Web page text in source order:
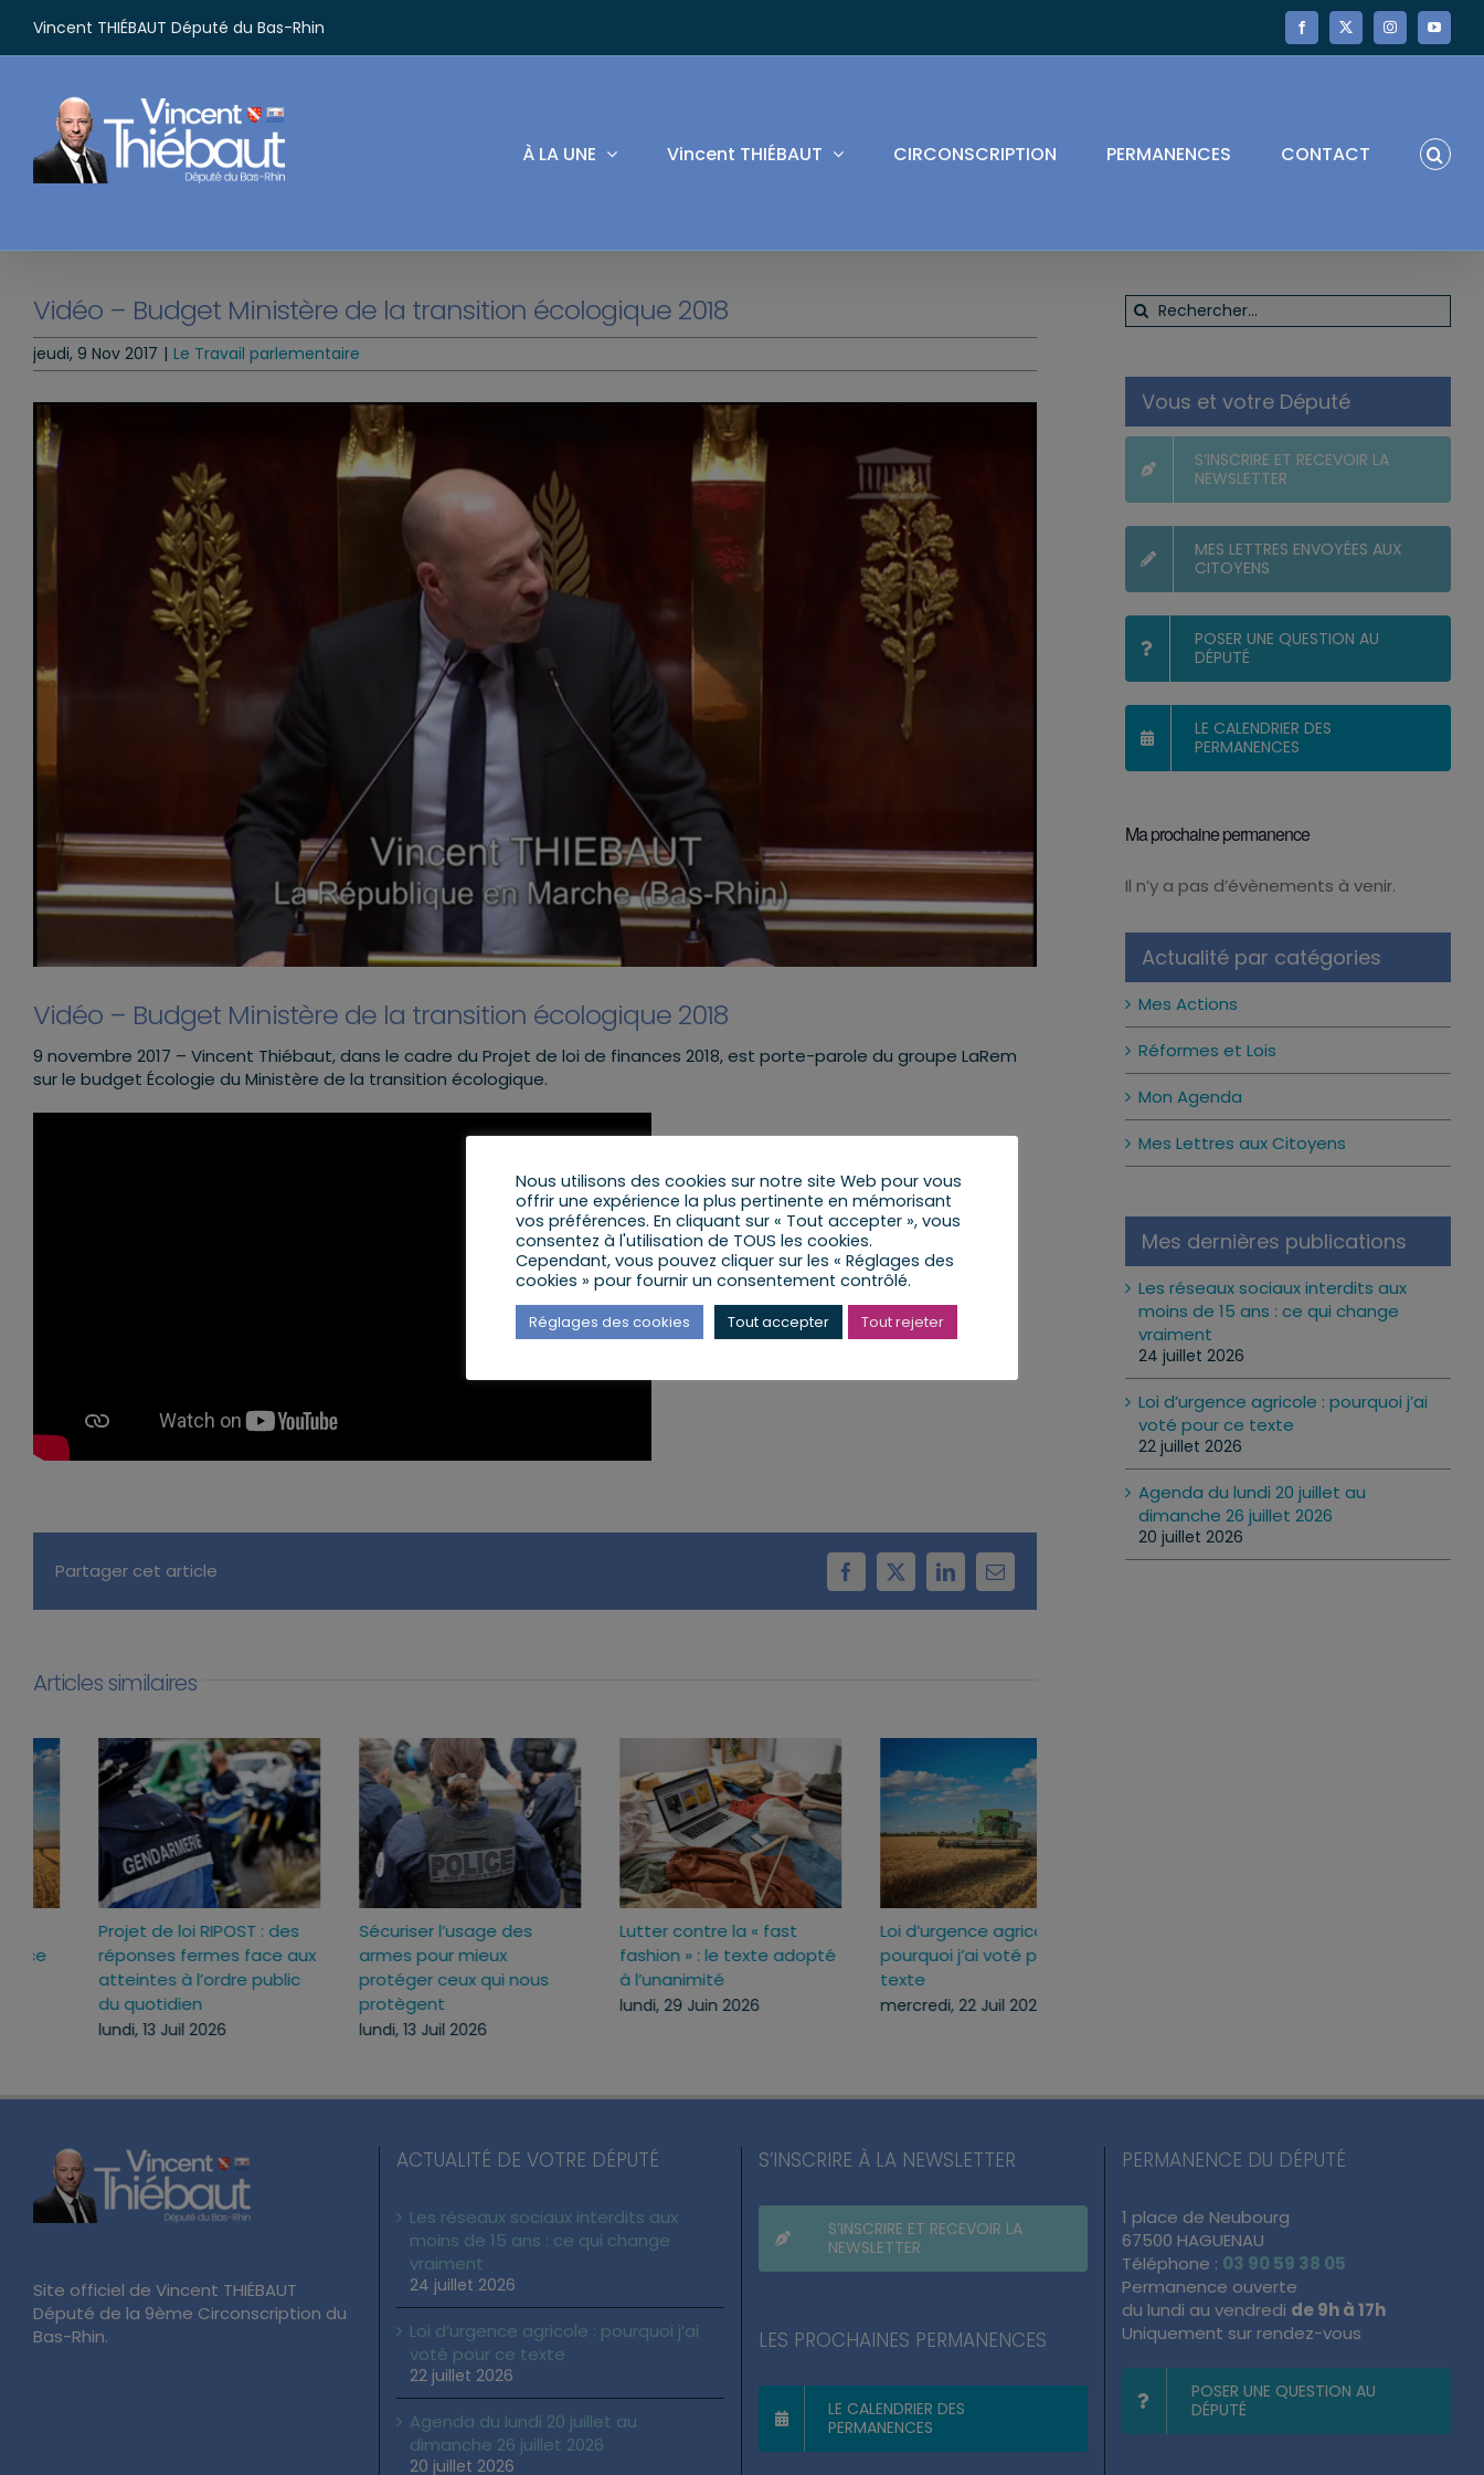
contenu
Vincent THIÉBAUT Député du Bas-Rhin Facebook
X InstagramYouTube
À LA UNE Vincent THIÉBAUT CIRCONSCRIPTION PERMANENCES CONTACT
Vidéo – Budget Ministère de la transition écologique 2018
jeudi, 9 Nov 2017 | Le Travail parlementaire
Vidéo – Budget Ministère de la transition écologique 2018
9 novembre 2017 – Vincent Thiébaut, dans le cadre du Projet de loi de finances 2018, est porte-parole du groupe LaRem
sur le budget Écologie du Ministère de la transition écologique.
Partager cet article Facebook
X LinkedInEmail
Articles similaires
Loi d’urgence agricole :
pourquoi j’ai voté pour ce
mercredi, 22 Juil 2026
Projet de loi RIPOST : des
réponses fermes face aux
atteintes à l’ordre public
du quotidien
lundi, 13 Juil 2026
Sécuriser l’usage des
armes pour mieux
protéger ceux qui nous
protègent
Lutter contre la « fast
fashion » : le texte adopté
à l’unanimité
lundi, 29 Juin 2026
Rechercher:
Vous et votre Député
S’INSCRIRE ET RECEVOIR LA
NEWSLETTER
MES LETTRES ENVOYÉES AUX
CITOYENS
POSER UNE QUESTION AU
DÉPUTÉ
LE CALENDRIER DES
PERMANENCES
Ma prochaine permanence
Notice
Il n’y a pas d’évènements à venir.
Actualité par catégories
Mes Actions
Réformes et Lois
Mon Agenda
Mes Lettres aux Citoyens
Mes dernières publications
Les réseaux sociaux interdits aux
moins de 15 ans : ce qui change
vraiment
24 juillet 2026
Loi d’urgence agricole : pourquoi j’ai
voté pour ce texte
22 juillet 2026
Agenda du lundi 20 juillet au
dimanche 26 juillet 2026
20 juillet 2026
Site officiel de Vincent THIÉBAUT
Député de la 9ème Circonscription du
Bas-Rhin.
ACTUALITÉ DE VOTRE DÉPUTÉ
Les réseaux sociaux interdits aux
moins de 15 ans : ce qui change
vraiment
24 juillet 2026
Loi d’urgence agricole : pourquoi j’ai
voté pour ce texte
22 juillet 2026
Agenda du lundi 20 juillet au
dimanche 26 juillet 2026
20 juillet 2026
S’INSCRIRE À LA NEWSLETTER
S’INSCRIRE ET RECEVOIR LA
NEWSLETTER
LES PROCHAINES PERMANENCES
LE CALENDRIER DES
PERMANENCES
PERMANENCE DU DÉPUTÉ
1 place de Neubourg
67500 HAGUENAU
Téléphone : 03 90 59 38 05
Permanence ouverte
du lundi au vendredi de 9h à 17h
Uniquement sur rendez-vous
POSER UNE QUESTION AU
DÉPUTÉ
Nous utilisons des cookies sur notre site Web pour vous
offrir une expérience la plus pertinente en mémorisant
vos préférences. En cliquant sur « Tout accepter », vous
consentez à l'utilisation de TOUS les cookies.
Cependant, vous pouvez cliquer sur les « Réglages des
cookies » pour fournir un consentement contrôlé.
Réglages des cookies Tout accepter Tout rejeter